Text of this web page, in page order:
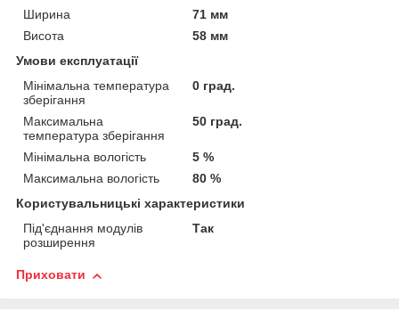
Ширина
71 мм
Висота
58 мм
Умови експлуатації
Мінімальна температура
зберігання
0 град.
Максимальна
температура зберігання
50 град.
Мінімальна вологість
5 %
Максимальна вологість
80 %
Користувальницькі характеристики
Під'єднання модулів
розширення
Так
Приховати